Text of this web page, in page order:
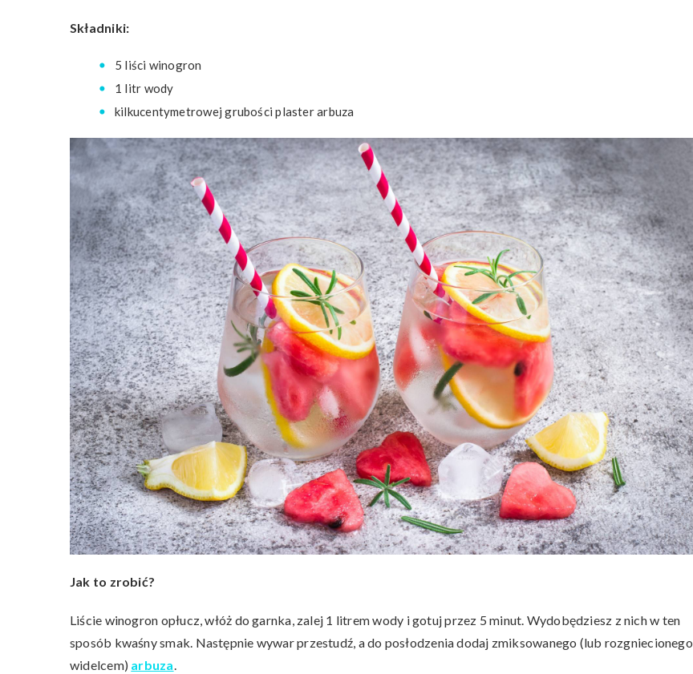
Składniki:
5 liści winogron
1 litr wody
kilkucentymetrowej grubości plaster arbuza
Jak to zrobić?
Liście winogron opłucz, włóż do garnka, zalej 1 litrem wody i gotuj przez 5 minut. Wydobędziesz z nich w ten
sposób kwaśny smak. Następnie wywar przestudź, a do posłodzenia dodaj zmiksowanego (lub rozgniecionego
widelcem) arbuza